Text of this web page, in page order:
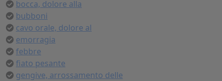
bocca, dolore alla
bubboni
cavo orale, dolore al
emorragia
febbre
fiato pesante
gengive, arrossamento delle